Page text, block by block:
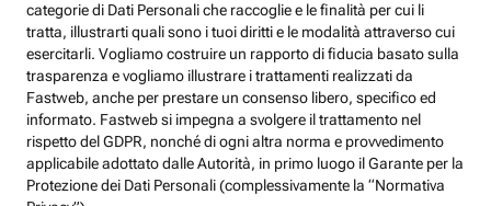
categorie di Dati Personali che raccoglie e le finalità per cui li
tratta, illustrarti quali sono i tuoi diritti e le modalità attraverso cui
esercitarli. Vogliamo costruire un rapporto di fiducia basato sulla
trasparenza e vogliamo illustrare i trattamenti realizzati da
Fastweb, anche per prestare un consenso libero, specifico ed
informato. Fastweb si impegna a svolgere il trattamento nel
rispetto del GDPR, nonché di ogni altra norma e provvedimento
applicabile adottato dalle Autorità, in primo luogo il Garante per la
Protezione dei Dati Personali (complessivamente la “Normativa